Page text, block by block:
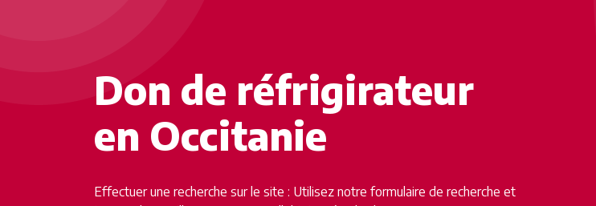
Don de réfrigirateur
en Occitanie
Effectuer une recherche sur le site : Utilisez notre formulaire de recherche et